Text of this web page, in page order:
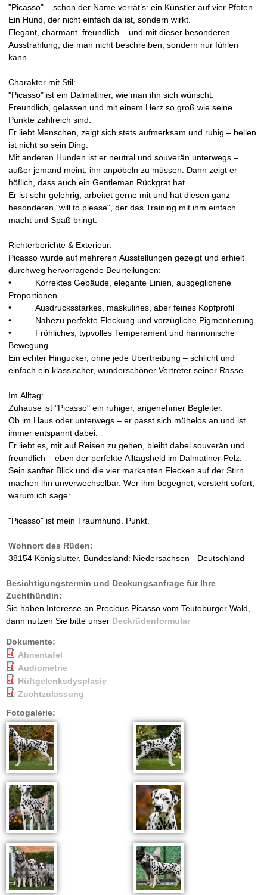
"Picasso" – schon der Name verrät’s: ein Künstler auf vier Pfoten.
Ein Hund, der nicht einfach da ist, sondern wirkt.
Elegant, charmant, freundlich – und mit dieser besonderen
Ausstrahlung, die man nicht beschreiben, sondern nur fühlen
kann.
Charakter mit Stil:
"Picasso" ist ein Dalmatiner, wie man ihn sich wünscht:
Freundlich, gelassen und mit einem Herz so groß wie seine
Punkte zahlreich sind.
Er liebt Menschen, zeigt sich stets aufmerksam und ruhig – bellen
ist nicht so sein Ding.
Mit anderen Hunden ist er neutral und souverän unterwegs –
außer jemand meint, ihn anpöbeln zu müssen. Dann zeigt er
höflich, dass auch ein Gentleman Rückgrat hat.
Er ist sehr gelehrig, arbeitet gerne mit und hat diesen ganz
besonderen "will to please", der das Training mit ihm einfach
macht und Spaß bringt.
Richterberichte & Exterieur:
Picasso wurde auf mehreren Ausstellungen gezeigt und erhielt
durchweg hervorragende Beurteilungen:
• Korrektes Gebäude, elegante Linien, ausgeglichene
Proportionen
• Ausdrucksstarkes, maskulines, aber feines Kopfprofil
• Nahezu perfekte Fleckung und vorzügliche Pigmentierung
• Fröhliches, typvolles Temperament und harmonische
Bewegung
Ein echter Hingucker, ohne jede Übertreibung – schlicht und
einfach ein klassischer, wunderschöner Vertreter seiner Rasse.
Im Alltag:
Zuhause ist "Picasso" ein ruhiger, angenehmer Begleiter.
Ob im Haus oder unterwegs – er passt sich mühelos an und ist
immer entspannt dabei.
Er liebt es, mit auf Reisen zu gehen, bleibt dabei souverän und
freundlich – eben der perfekte Alltagsheld im Dalmatiner-Pelz.
Sein sanfter Blick und die vier markanten Flecken auf der Stirn
machen ihn unverwechselbar. Wer ihm begegnet, versteht sofort,
warum ich sage:
"Picasso" ist mein Traumhund. Punkt.
Wohnort des Rüden:
38154 Königslutter, Bundesland: Niedersachsen - Deutschland
Besichtigungstermin und Deckungsanfrage für Ihre
Zuchthündin:
Sie haben Interesse an Precious Picasso vom Teutoburger Wald,
dann nutzen Sie bitte unser Deckrüdenformular
Dokumente:
Ahnentafel
Audiometrie
Hüftgelenksdysplasie
Zuchtzulassung
Fotogalerie: